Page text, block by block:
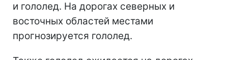
и гололед. На дорогах северных и
восточных областей местами
прогнозируется гололед.